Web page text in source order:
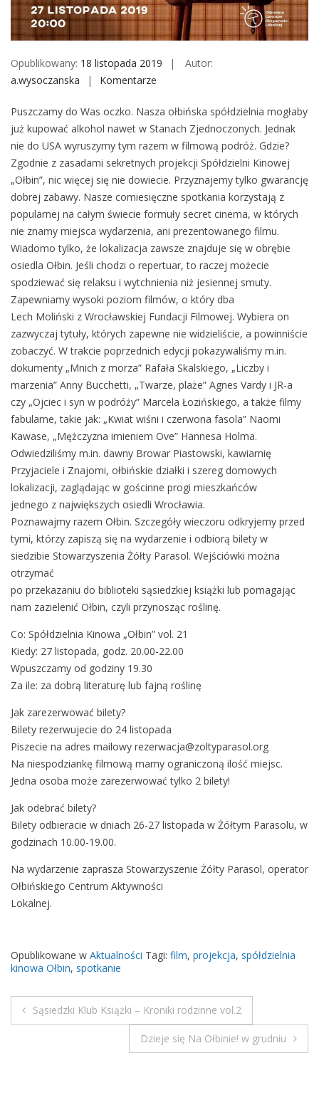
M
b
Opublikowany: 18 listopada 2019
Autor:
a.wysoczanska
Komentarze
S
p
ó
ł
d
z
i
e
l
n
i
a
K
i
n
o
w
a
„
O
ł
b
i
n
”
v
o
.
2
Puszczamy do Was oczko. Nasza ołbińska spółdzielnia mogłaby
już kupować alkohol nawet w Stanach Zjednoczonych. Jednak
nie do USA wyruszymy tym razem w filmową podróż. Gdzie?
Zgodnie z zasadami sekretnych projekcji Spółdzielni Kinowej
„Ołbin”, nic więcej się nie dowiecie. Przyznajemy tylko gwarancję
dobrej zabawy. Nasze comiesięczne spotkania korzystają z
popularnej na całym świecie formuły secret cinema, w których
nie znamy miejsca wydarzenia, ani prezentowanego filmu.
Wiadomo tylko, że lokalizacja zawsze znajduje się w obrębie
osiedla Ołbin. Jeśli chodzi o repertuar, to raczej możecie
spodziewać się relaksu i wytchnienia niż jesiennej smuty.
Zapewniamy wysoki poziom filmów, o który dba
Lech Moliński z Wrocławskiej Fundacji Filmowej. Wybiera on
zazwyczaj tytuły, których zapewne nie widzieliście, a powinniście
zobaczyć. W trakcie poprzednich edycji pokazywaliśmy m.in.
dokumenty „Mnich z morza” Rafała Skalskiego, „Liczby i
marzenia” Anny Bucchetti, „Twarze, plaże” Agnes Vardy i JR-a
czy „Ojciec i syn w podróży” Marcela Łozińskiego, a także filmy
fabularne, takie jak: „Kwiat wiśni i czerwona fasola” Naomi
Kawase, „Mężczyzna imieniem Ove” Hannesa Holma.
Odwiedziliśmy m.in. dawny Browar Piastowski, kawiarnię
Przyjaciele i Znajomi, ołbińskie działki i szereg domowych
lokalizacji, zaglądając w gościnne progi mieszkańców
jednego z największych osiedli Wrocławia.
Poznawajmy razem Ołbin. Szczegóły wieczoru odkryjemy przed
tymi, którzy zapiszą się na wydarzenie i odbiorą bilety w
siedzibie Stowarzyszenia Żółty Parasol. Wejściówki można
otrzymać
po przekazaniu do biblioteki sąsiedzkiej książki lub pomagając
nam zazielenić Ołbin, czyli przynosząc roślinę.
Co: Spółdzielnia Kinowa „Ołbin” vol. 21
Kiedy: 27 listopada, godz. 20.00-22.00
Wpuszczamy od godziny 19.30
Za ile: za dobrą literaturę lub fajną roślinę
Jak zarezerwować bilety?
Bilety rezerwujecie do 24 listopada
Piszecie na adres mailowy rezerwacja@zoltyparasol.org
Na niespodziankę filmową mamy ograniczoną ilość miejsc.
Jedna osoba może zarezerwować tylko 2 bilety!
Jak odebrać bilety?
Bilety odbieracie w dniach 26-27 listopada w Żółtym Parasolu, w
godzinach 10.00-19.00.
Na wydarzenie zaprasza Stowarzyszenie Żółty Parasol, operator
Ołbińskiego Centrum Aktywności
Lokalnej.
Opublikowane w Aktualności Tagi: film, projekcja, spółdzielnia
kinowa Ołbin, spotkanie
N
Sąsiedzki Klub Książki – Kroniki rodzinne vol.2
Dzieje się Na Ołbinie! w grudniu